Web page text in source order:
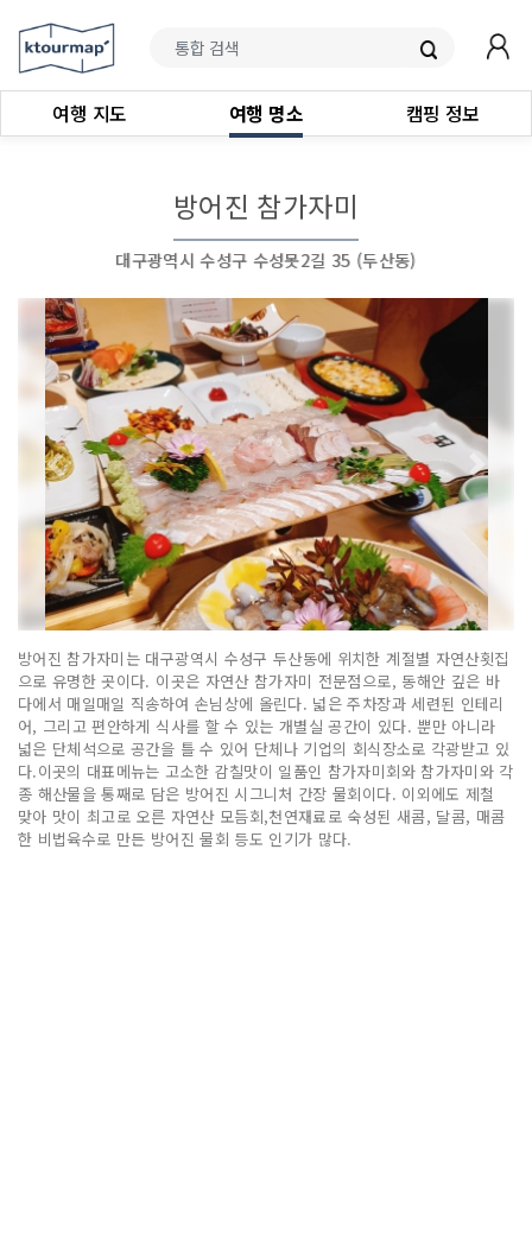
여행 지도 여행 명소 캠핑 정보
방어진 참가자미
대구광역시 수성구 수성못2길 35 (두산동)
방어진 참가자미는 대구광역시 수성구 두산동에 위치한 계절별 자연산횟집
으로 유명한 곳이다. 이곳은 자연산 참가자미 전문점으로, 동해안 깊은 바
다에서 매일매일 직송하여 손님상에 올린다. 넓은 주차장과 세련된 인테리
어, 그리고 편안하게 식사를 할 수 있는 개별실 공간이 있다. 뿐만 아니라
넓은 단체석으로 공간을 틀 수 있어 단체나 기업의 회식장소로 각광받고 있
다.이곳의 대표메뉴는 고소한 감칠맛이 일품인 참가자미회와 참가자미와 각
종 해산물을 통째로 담은 방어진 시그니처 간장 물회이다. 이외에도 제철
맞아 맛이 최고로 오른 자연산 모듬회,천연재료로 숙성된 새콤, 달콤, 매콤
한 비법육수로 만든 방어진 물회 등도 인기가 많다.